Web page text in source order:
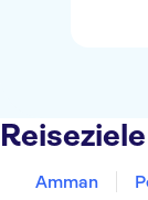
Amman